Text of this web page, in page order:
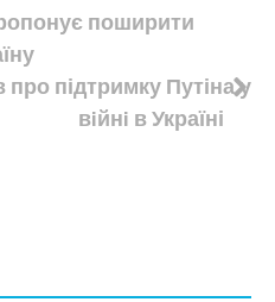
поширити
підтримку Путіна у
вiйнi в Україні